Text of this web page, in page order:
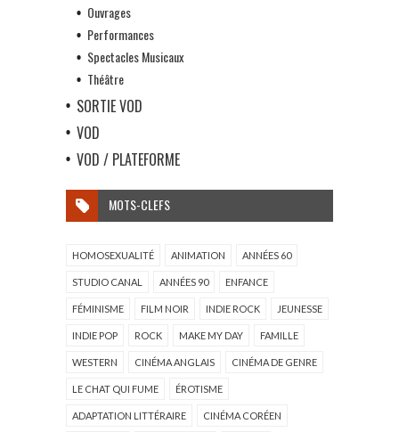
Ouvrages
Performances
Spectacles Musicaux
Théâtre
SORTIE VOD
VOD
VOD / PLATEFORME
MOTS-CLEFS
HOMOSEXUALITÉ ANIMATION ANNÉES 60
STUDIO CANAL ANNÉES 90 ENFANCE
FÉMINISME FILM NOIR INDIE ROCK JEUNESSE
INDIE POP ROCK MAKE MY DAY FAMILLE
WESTERN CINÉMA ANGLAIS CINÉMA DE GENRE
LE CHAT QUI FUME ÉROTISME
ADAPTATION LITTÉRAIRE CINÉMA CORÉEN